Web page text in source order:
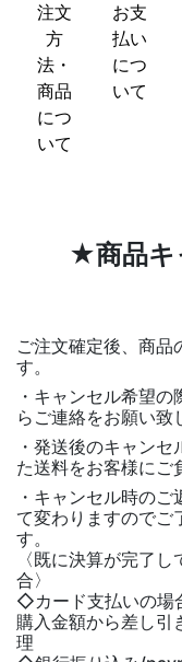
注文
方
法・
商品
につ
いて
お支
払い
につ
いて
★商品キ
ご注文確定後、商品
す。
・キャンセル希望
らご連絡をお願い致
・発送後のキャン
た送料をお客様にご
・キャンセル時の
て変わりますのでご
〈既に決算が完了し
◇カード支払いの場
購入金額から差し引